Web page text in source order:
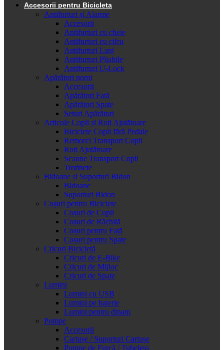
Accesorii pentru Bicicleta
Antifurturi și Alarme
Accesorii
Antifurturi cu cheie
Antifurturi cu cifru
Antifurturi Lanț
Antifurturi Pliabile
Antifurturi U-Lock
Apărători noroi
Accesorii
Apărători Față
Apărători Spate
Seturi Apărători
Articole Copii și Roți Ajutătoare
Biciclete Copii fără Pedale
Remorci Transport Copii
Roți Ajutătoare
Scaune Transport Copii
Trotinete
Bidoane și Suporturi Bidon
Bidoane
Suporturi Bidon
Coșuri pentru Biciclete
Cosuri de Copii
Coșuri de Răchită
Coșuri pentru Față
Coșuri pentru Spate
Cricuri Bicicletă
Cricuri de E-Bike
Cricuri de Mijloc
Cricuri de Spate
Lumini
Lumini cu USB
Lumini pe baterie
Lumini pentru dinam
Pompe
Accesorii
Cartușe / Suporturi Cartușe
Pompe de Furcă / Tubeless